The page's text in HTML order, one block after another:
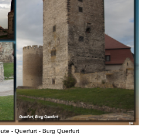
- Querfurt - Burg Querfurt